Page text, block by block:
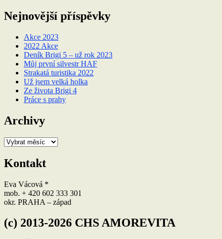
Nejnovější příspěvky
Akce 2023
2022 Akce
Deník Brigi 5 – už rok 2023
Můj první silvestr HAF
Strakatá turistika 2022
Už jsem velká holka
Ze života Brigi 4
Práce s prahy
Archivy
Archivy
Kontakt
Eva Vácová *
mob. + 420 602 333 301
okr. PRAHA – západ
(c) 2013-2026 CHS AMOREVITA